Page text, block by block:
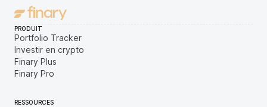
PRODUIT
Portfolio Tracker
Investir en crypto
Finary Plus
Finary Pro
RESSOURCES